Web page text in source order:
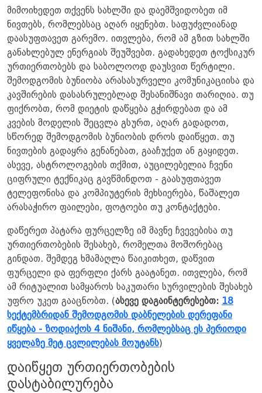
მიმოიხედეთ თქვენს სახლში და დაემშვიდობეთ იმ
ნივთებს, რომლებსაც აღარ იყენებთ. საფუძვლიანად
დაასუფთავეთ გარემო. ითვლება, რომ ამ გზით სახლში
განახლებულ ენერგიას შეუშვებთ. გადახედეთ ტოქსიკურ
ურთიერთობებს და საბოლოოდ დაუსვით წერტილი.
შემოდგომის ბუნიობა არასასურველი კომუნიკაციისა და
კავშირების დასასრულებლად შესანიშნავი თარიღია. თუ
ფიქრობთ, რომ დიეტის დაწყება გჭირდებათ და ამ
კვების მოდელის შეცვლა გსურთ, აღარ გადადოთ,
სწორედ შემოდგომის ბუნიობის დროს დაიწყეთ. თუ
ნივთების გადაყრა გენანებათ, გააჩუქეთ ან გაყიდეთ.
ასევე, ასტროლოგების თქმით, აუცილებელია ჩვენი
ციფრული ტექნიკაც გავწმინდოთ - გაასუფთავეთ
ტელეფონისა და კომპიუტერის მეხსიერება, წაშალეთ
არასაჭირო ფაილები, ფოტოები თუ კონტაქტები.
დაწერეთ პატარა ფურცელზე იმ მავნე ჩვევებისა თუ
ურთიერთობების შესახებ, რომელთა მოშორებაც
გინდათ. შემდეგ ხმამაღლა წაიკითხეთ, დაწვით
ფურცელი და ფერფლი ქარს გაატანეთ. ითვლება, რომ
ამ რიტუალით სამყაროს საკუთარი სურვილების შესახებ
უფრო უკეთ გააცნობთ. (ასევე დაგაინტერესებთ: 18
სექტემბრიდან შემოდგომის დაბნელების დერეფანი
იწყება - ზოდიაქოს 4 ნიშანი, რომლებსაც ეს პერიოდი
ყველაზე მეტ ცვლილებას მოუტანს)
დაიწყეთ ურთიერთობების
დასტაბილურება